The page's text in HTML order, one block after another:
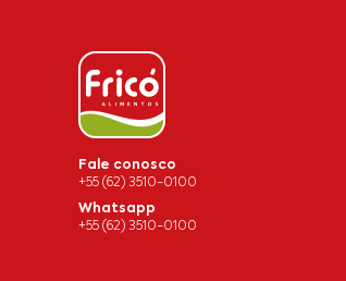
Fale conosco
+55 (62) 3510-0100
Whatsapp
+55 (62) 3510-0100